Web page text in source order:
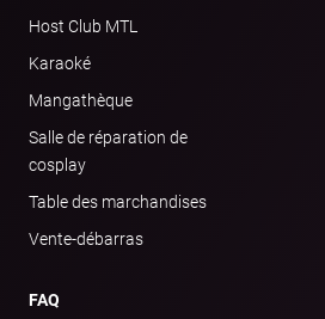
Host Club MTL
Karaoké
Mangathèque
Salle de réparation de
cosplay
Table des marchandises
Vente-débarras
FAQ